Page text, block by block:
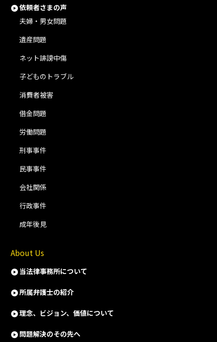
依頼者さまの声
夫婦・男女問題
遺産問題
ネット誹謗中傷
子どものトラブル
消費者被害
借金問題
労働問題
刑事事件
民事事件
会社関係
行政事件
成年後見
About Us
当法律事務所について
所属弁護士の紹介
理念、ビジョン、価値について
問題解決のその先へ